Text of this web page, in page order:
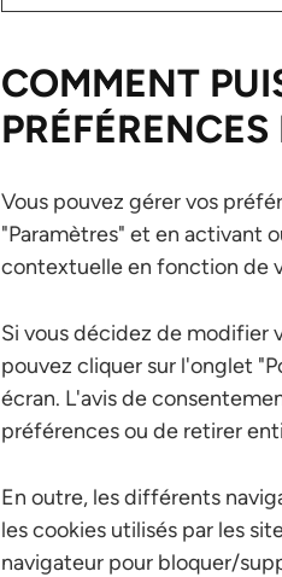
COMMENT
Vous pouvez gérer vos
"Paramètres" et en activant
contextuelle en fonction de
Si vous décidez de modifier
pouvez cliquer sur l'onglet
écran. L'avis de
préférences ou de retirer
En outre, les différents
les cookies utilisés par les
navigateur pour bloquer/